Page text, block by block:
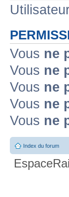
Vous ne
Vous ne
Vous ne
Vous ne
Vous ne
Index du forum